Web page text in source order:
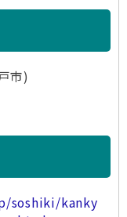
市)
soshiki/kanky